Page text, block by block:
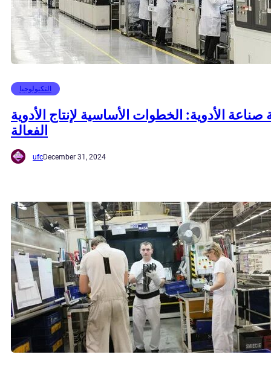
التكنولوجيا
صناعة الأدوية: الخطوات الأساسية لإنتاج الأدوية
الفعالة
ufcDecember 31, 2024